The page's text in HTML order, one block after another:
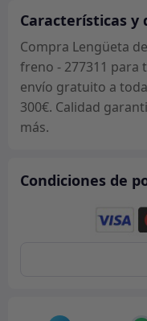
trasera
freno
-
277311
cantidad
Características y
Compra Lengüeta
freno - 277311
envío gratuito a
300€. Calidad
más.
Condiciones de